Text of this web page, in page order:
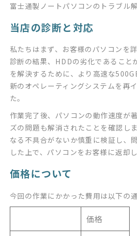
富士通製ノートパソコンのトラブル解
当店の診断と対応
私たちはまず、お客様のパソコンを
診断の結果、HDDの劣化であること
を解決するために、より高速な
新のオペレーティングシステムを再
た。
作業完了後、パソコンの動作速度が
ズの問題も解消されたことを確認し
なる不具合がないか慎重に検証し、
した上で、パソコンをお客様に返却し
価格について
今回の作業にかかった費用は以下の通
価格